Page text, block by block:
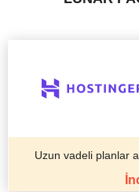
Uzun vadeli planlar